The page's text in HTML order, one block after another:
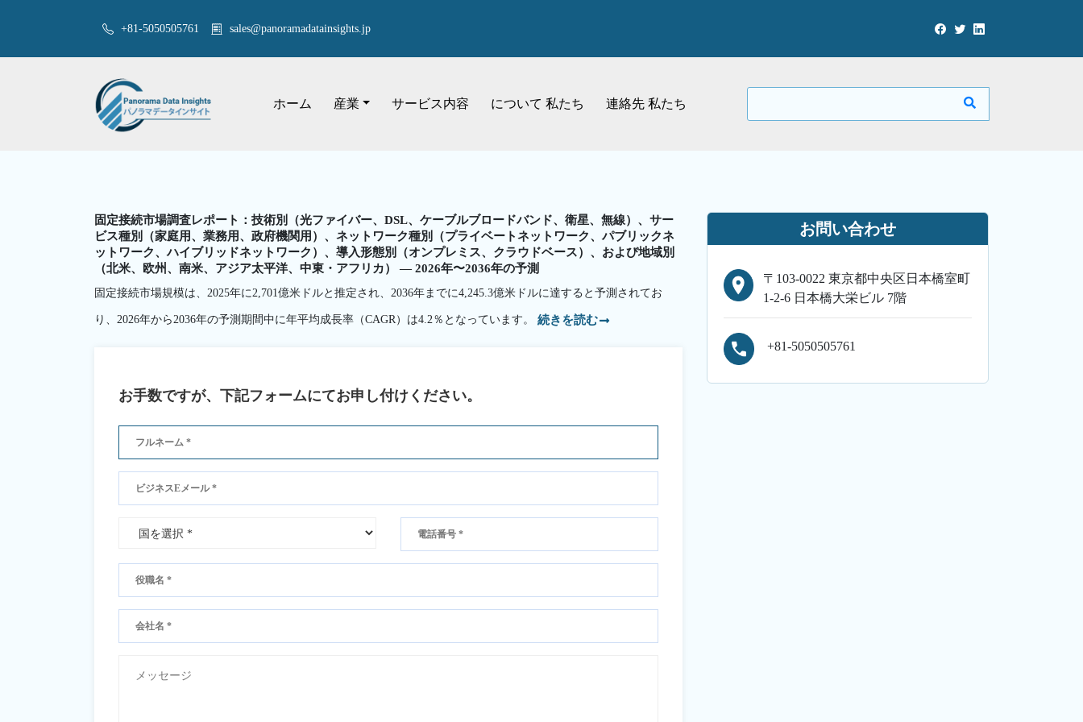
+81-5050505761 sales@panoramadatainsights.jp
ホーム 産業 サービス内容 について 私たち 連絡先 私たち
固定接続市場調査レポート：技術別（光ファイバー、DSL、ケーブルブロードバンド、衛星、無線）、サー
ビス種別（家庭用、業務用、政府機関用）、ネットワーク種別（プライベートネットワーク、パブリックネ
ットワーク、ハイブリッドネットワーク）、導入形態別（オンプレミス、クラウドベース）、および地域別
（北米、欧州、南米、アジア太平洋、中東・アフリカ） — 2026年〜2036年の予測
固定接続市場規模は、2025年に2,701億米ドルと推定され、2036年までに4,245.3億米ドルに達すると予測されてお
り、2026年から2036年の予測期間中に年平均成長率（CAGR）は4.2％となっています。 続きを読む
お手数ですが、下記フォームにてお申し付けください。
お問い合わせ
〒103-0022 東京都中央区日本橋室町
1-2-6 日本橋大栄ビル 7階
+81-5050505761